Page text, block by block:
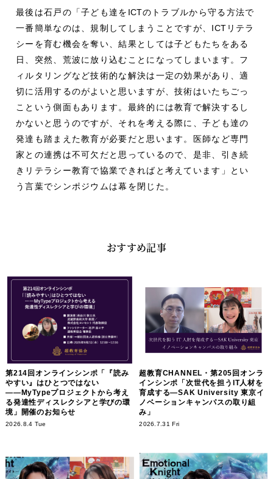
最後は石戸の「子ども達を ICTのトラブルから守る方法で
一番簡単なのは、規制してしまうことですが、 ICT リテラ
シーを育む機会を奪い、結果としては子どもたちをある
日、突然、荒波に放り込むことになってしまいます。フ
ィルタリングなど技術的な解決は一定の効果があり、適
切に活用するのがよいと思いますが、技術はいたちごっ
こという側面もあります。最終的には教育で解決するし
かないと思うのですが、それを考える際に、子ども達の
発達も踏まえた教育が必要だと思います。医師など専門
家との連携は不可欠だと思っているので、是非、引き続
きリテラシー教育で協業できればと考えています」とい
う言葉でシンポジウムは幕を閉じた。
おすすめ記事
第214回オンラインシンポ「『読み
やすい』はひとつではない
――MyTypeプロジェクトから考え
る発達性ディスレクシアと学びの環
境」開催のお知らせ
2026.8.4 Tue
超教育CHANNEL・第205回オンラ
インシンポ「次世代を担うIT人材を
育成する―SAK University 東京イ
ノベーションキャンパスの取り組
み」
2026.7.31 Fri